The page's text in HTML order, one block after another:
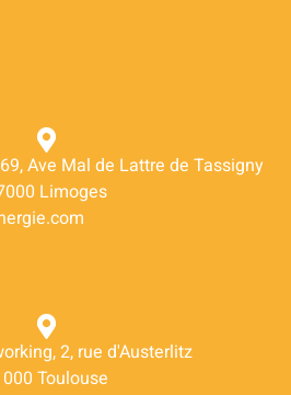
Ave Mal de Lattre de Tassigny
Limoges
2, rue d'Austerlitz
Toulouse